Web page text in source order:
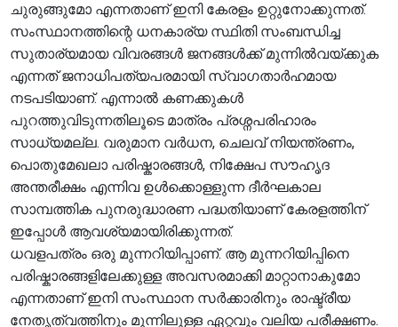
ചുരുങ്ങുമോ എന്നതാണ് ഇനി കേരളം ഉറ്റുനോക്കുന്നത്.
സംസ്ഥാനത്തിന്റെ ധനകാര്യ സ്ഥിതി സംബന്ധിച്ച
സുതാര്യമായ വിവരങ്ങൾ ജനങ്ങൾക്ക് മുന്നിൽവയ്ക്കുക
എന്നത് ജനാധിപത്യപരമായി സ്വാഗതാർഹമായ
നടപടിയാണ്. എന്നാൽ കണക്കുകൾ
പുറത്തുവിടുന്നതിലൂടെ മാത്രം പ്രശ്നപരിഹാരം
സാധ്യമല്ല. വരുമാന വർധന, ചെലവ് നിയന്ത്രണം,
പൊതുമേഖലാ പരിഷ്കാരങ്ങൾ, നിക്ഷേപ സൗഹൃദ
അന്തരീക്ഷം എന്നിവ ഉൾക്കൊള്ളുന്ന ദീർഘകാല
സാമ്പത്തിക പുനരുദ്ധാരണ പദ്ധതിയാണ് കേരളത്തിന്
ഇപ്പോൾ ആവശ്യമായിരിക്കുന്നത്.
ധവളപത്രം ഒരു മുന്നറിയിപ്പാണ്. ആ മുന്നറിയിപ്പിനെ
പരിഷ്കാരങ്ങളിലേക്കുള്ള അവസരമാക്കി മാറ്റാനാകുമോ
എന്നതാണ് ഇനി സംസ്ഥാന സർക്കാരിനും രാഷ്ട്രീയ
നേതൃത്വത്തിനും മുന്നിലുള്ള ഏറ്റവും വലിയ പരീക്ഷണം.